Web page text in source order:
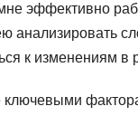
эффективно
к изменениям в
ключевыми